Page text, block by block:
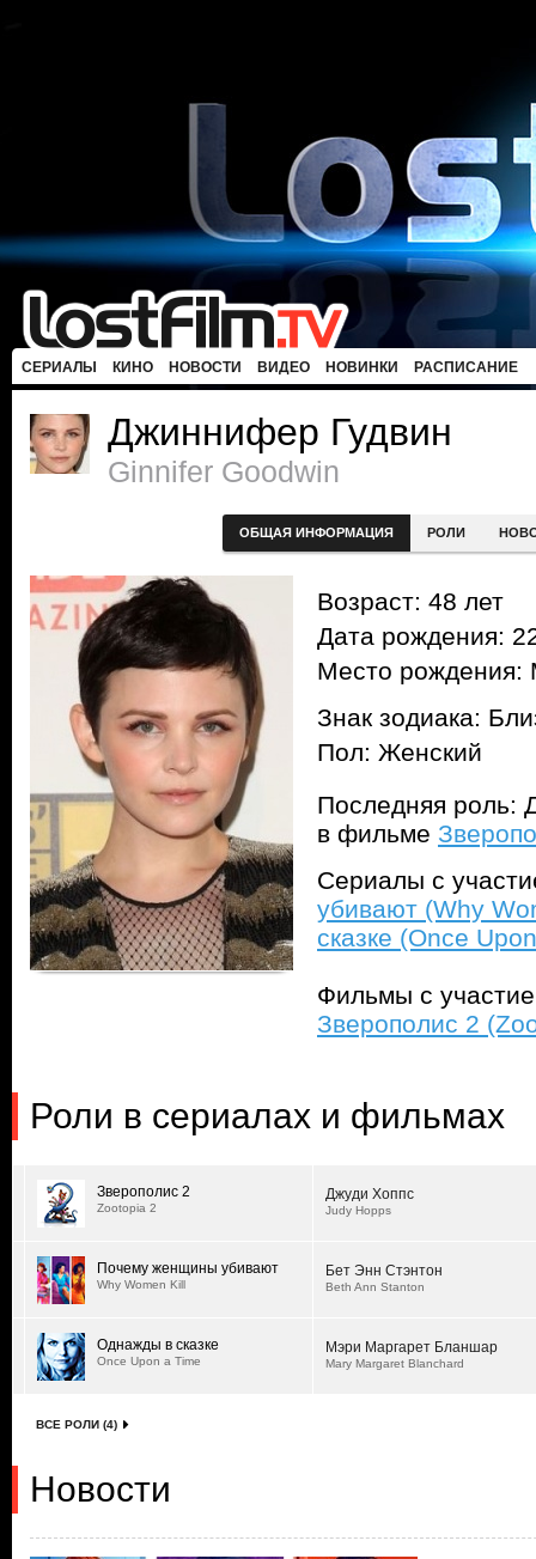
СЕРИАЛЫ КИНО НОВОСТИ ВИДЕО НОВИНКИ РАСПИСАНИЕ
Джиннифер Гудвин
Ginnifer Goodwin
ОБЩАЯ ИНФОРМАЦИЯ РОЛИ
Возраст: 48 лет
Дата рождения:
Место
Знак зодиака:
Пол: Женский
Последняя роль:
в фильме
Сериалы с
убивают (Why
сказке (Once
Фильмы с
Зверополис 2
Роли в сериалах и фильмах
Зверополис 2
Zootopia 2
Джуди Хоппс
Judy Hopps
Почему женщины убивают
Why Women Kill
Бет Энн Стэнтон
Beth Ann Stanton
Однажды в сказке
Once Upon a Time
Мэри Маргарет Бланшар
Mary Margaret Blanchard
ВСЕ РОЛИ (4)
Новости